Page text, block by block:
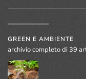
GREEN E AMBIENTE
archivio completo di 39